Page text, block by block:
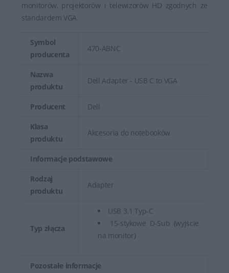
monitorów, projektorów i telewizorów HD zgodnych ze
standardem VGA.
Symbol
producenta
470-ABNC
Nazwa
produktu
Dell Adapter - USB C to VGA
Producent Dell
Klasa
produktu
Akcesoria do notebooków
Informacje podstawowe
Rodzaj
produktu
Adapter
Typ złącza
USB 3.1 Typ-C
15-stykowe D-Sub (wyjście
na monitor)
Pozostałe informacje